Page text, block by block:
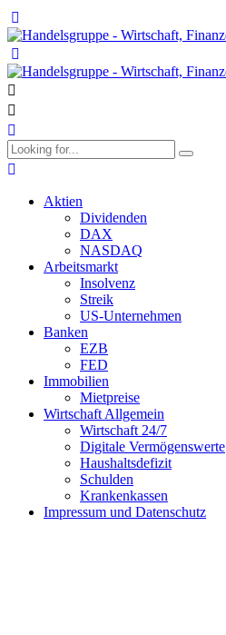
Aktien
Dividenden
DAX
NASDAQ
Arbeitsmarkt
Insolvenz
Streik
US-Unternehmen
Banken
EZB
FED
Immobilien
Mietpreise
Wirtschaft Allgemein
Wirtschaft 24/7
Digitale Vermögenswerte
Haushaltsdefizit
Schulden
Krankenkassen
Impressum und Datenschutz